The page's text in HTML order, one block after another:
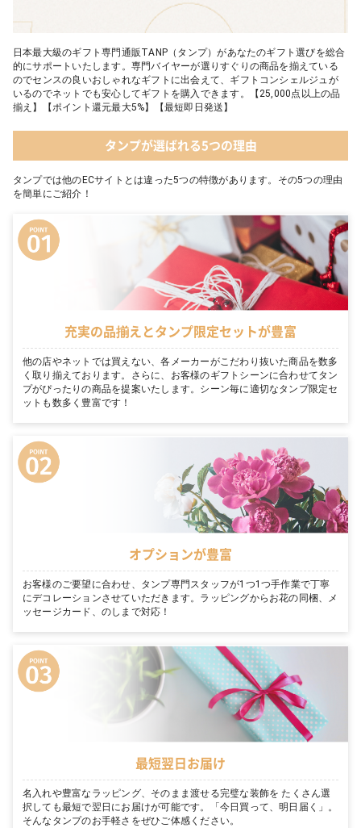
日本最大級のギフト専門通販TANP（タンプ）があなたのギフト選びを総合
的にサポートいたします。専門バイヤーが選りすぐりの商品を揃えている
のでセンスの良いおしゃれなギフトに出会えて、ギフトコンシェルジュが
いるのでネットでも安心してギフトを購入できます。【25,000点以上の品
揃え】【ポイント還元最大5%】【最短即日発送】
タンプが選ばれる5つの理由
タンプでは他のECサイトとは違った5つの特徴があります。その5つの理由
を簡単にご紹介！
充実の品揃えとタンプ限定セットが豊富
他の店やネットでは買えない、各メーカーがこだわり抜いた商品を数多
く取り揃えております。さらに、お客様のギフトシーンに合わせてタン
プがぴったりの商品を提案いたします。シーン毎に適切なタンプ限定セ
ットも数多く豊富です！
オプションが豊富
お客様のご要望に合わせ、タンプ専門スタッフが1つ1つ手作業で丁寧
にデコレーションさせていただきます。ラッピングからお花の同梱、メ
ッセージカード、のしまで対応！
最短翌日お届け
名入れや豊富なラッピング、そのまま渡せる完璧な装飾を たくさん選
択しても最短で翌日にお届けが可能です。「今日買って、明日届く」。
そんなタンプのお手軽さをぜひご体感ください。